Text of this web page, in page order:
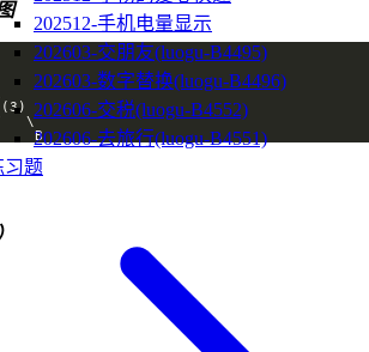
202512-手机电量显示
202603-交朋友(luogu-B4495)
202603-数字替换(luogu-B4496)
202606-交税(luogu-B4552)
202606-去旅行(luogu-B4551)
习题
B